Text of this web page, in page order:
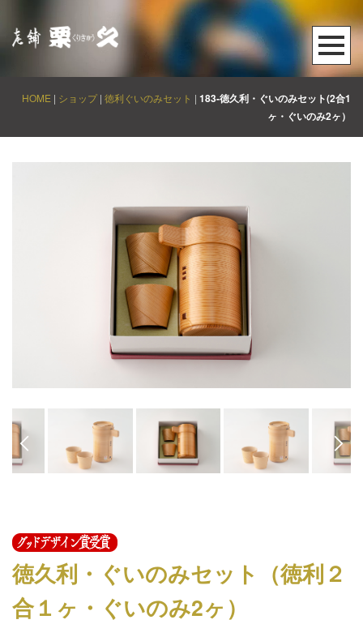
HOME | ショップ | 徳利ぐいのみセット | 183-徳久利・ぐいのみセット(2合1
ヶ・ぐいのみ2ヶ）
徳久利・ぐいのみセット（徳利２
合１ヶ・ぐいのみ2ヶ）